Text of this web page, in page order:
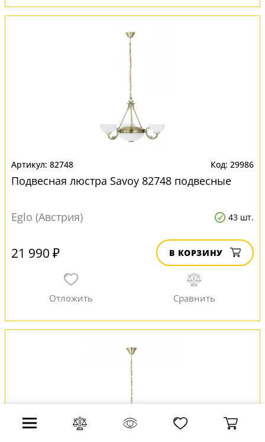
82748 29986
Подвесная люстра Savoy 82748 подвесные
Eglo (Австрия) 43 шт.
21 990 ₽ В КОРЗИНУ